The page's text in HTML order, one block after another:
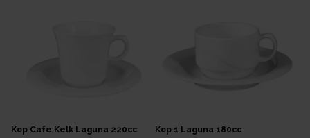
Kop Cafe Kelk Laguna 220cc
Kop 1 Laguna 180cc